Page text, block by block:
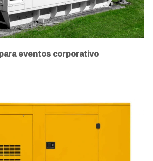
eventos corporativo